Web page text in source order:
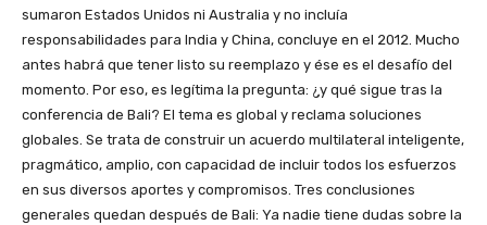
sumaron Estados Unidos ni Australia y no incluía
responsabilidades para India y China, concluye en el 2012. Mucho
antes habrá que tener listo su reemplazo y ése es el desafío del
momento. Por eso, es legítima la pregunta: ¿y qué sigue tras la
conferencia de Bali? El tema es global y reclama soluciones
globales. Se trata de construir un acuerdo multilateral inteligente,
pragmático, amplio, con capacidad de incluir todos los esfuerzos
en sus diversos aportes y compromisos. Tres conclusiones
generales quedan después de Bali: Ya nadie tiene dudas sobre la